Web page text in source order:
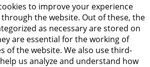
to improve your experience
the website. Out of these, the
as necessary are stored on
are essential for the working of
of the website. We also use third-
us analyze and understand how